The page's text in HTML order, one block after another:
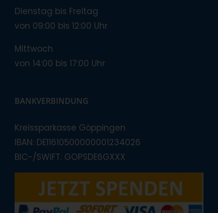
Dienstag bis Freitag
von 09:00 bis 12:00 Uhr
Mittwoch
von 14:00 bis 17:00 Uhr
BANKVERBINDUNG
Kreissparkasse Göppingen
IBAN: DE11610500000001234026
BIC-/SWIFT: GOPSDE6GXXX